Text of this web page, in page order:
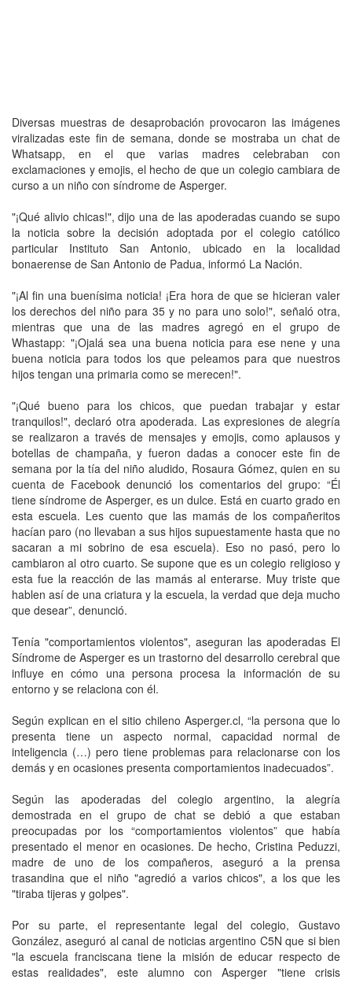
Diversas muestras de desaprobación provocaron las imágenes
viralizadas este fin de semana, donde se mostraba un chat de
Whatsapp, en el que varias madres celebraban con
exclamaciones y emojis, el hecho de que un colegio cambiara de
curso a un niño con síndrome de Asperger.
"¡Qué alivio chicas!", dijo una de las apoderadas cuando se supo
la noticia sobre la decisión adoptada por el colegio católico
particular Instituto San Antonio, ubicado en la localidad
bonaerense de San Antonio de Padua, informó La Nación.
"¡Al fin una buenísima noticia! ¡Era hora de que se hicieran valer
los derechos del niño para 35 y no para uno solo!", señaló otra,
mientras que una de las madres agregó en el grupo de
Whastapp: "¡Ojalá sea una buena noticia para ese nene y una
buena noticia para todos los que peleamos para que nuestros
hijos tengan una primaria como se merecen!".
"¡Qué bueno para los chicos, que puedan trabajar y estar
tranquilos!", declaró otra apoderada. Las expresiones de alegría
se realizaron a través de mensajes y emojis, como aplausos y
botellas de champaña, y fueron dadas a conocer este fin de
semana por la tía del niño aludido, Rosaura Gómez, quien en su
cuenta de Facebook denunció los comentarios del grupo: “Él
tiene síndrome de Asperger, es un dulce. Está en cuarto grado en
esta escuela. Les cuento que las mamás de los compañeritos
hacían paro (no llevaban a sus hijos supuestamente hasta que no
sacaran a mi sobrino de esa escuela). Eso no pasó, pero lo
cambiaron al otro cuarto. Se supone que es un colegio religioso y
esta fue la reacción de las mamás al enterarse. Muy triste que
hablen así de una criatura y la escuela, la verdad que deja mucho
que desear”, denunció.
Tenía "comportamientos violentos", aseguran las apoderadas El
Síndrome de Asperger es un trastorno del desarrollo cerebral que
influye en cómo una persona procesa la información de su
entorno y se relaciona con él.
Según explican en el sitio chileno Asperger.cl, “la persona que lo
presenta tiene un aspecto normal, capacidad normal de
inteligencia (…) pero tiene problemas para relacionarse con los
demás y en ocasiones presenta comportamientos inadecuados”.
Según las apoderadas del colegio argentino, la alegría
demostrada en el grupo de chat se debió a que estaban
preocupadas por los “comportamientos violentos” que había
presentado el menor en ocasiones. De hecho, Cristina Peduzzi,
madre de uno de los compañeros, aseguró a la prensa
trasandina que el niño "agredió a varios chicos", a los que les
"tiraba tijeras y golpes".
Por su parte, el representante legal del colegio, Gustavo
González, aseguró al canal de noticias argentino C5N que si bien
"la escuela franciscana tiene la misión de educar respecto de
estas realidades", este alumno con Asperger "tiene crisis